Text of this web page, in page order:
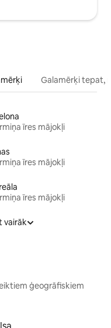
Galamērķi tepat,
īres mājokļi
īres mājokļi
īres mājokļi
vairāk
ģeogrāfiskiem